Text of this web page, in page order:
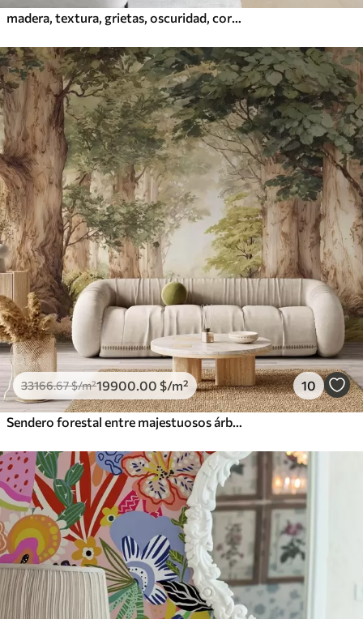
33166.67$/m²19900 .00 $/m² 10